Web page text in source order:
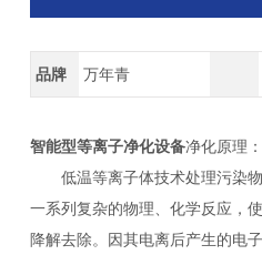
品牌 万年青
智能型等离子净化设备净化原理：
低温等离子体技术处理污染物
一系列复杂的物理、化学反应，
降解去除。因其电离后产生的电